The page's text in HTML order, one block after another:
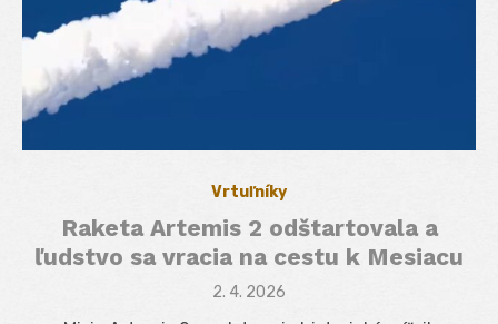
Vrtuľníky
Raketa Artemis 2 odštartovala a
ľudstvo sa vracia na cestu k Mesiacu
Posted
2. 4. 2026